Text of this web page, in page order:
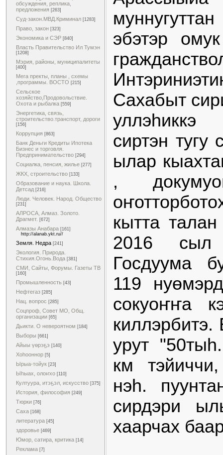
обсуждения, реплика,
предложения [263]
Суд-закон.МВД.Криминал [1283]
Право, закон [323]
Экономика и СЭР [840]
Власть Правительство Ил Тумэн
[1208]
Мэрия, районы, муниципалитеты
[400]
Мега пректы, планы , схемы
,программы. ВОСТО [215]
Сельское
хозяйство,Продовольствие.
Охота и рыбалка [559]
Энергетика, связь,
строительство.транспорт, дороги
[156]
Коррупция [863]
Банк Деньги Кредиты Ипотека
Бизнес и торговля.
Предпринимательство [294]
Социалка, пенсия, жилье [277]
ЖКХ, строительство [133]
Образование и наука. Школа.
Детсад [216]
Люди. Человек. Народ. Общество
[231]
АЛРОСА, Алмаз. Золото.
Драгмет. [672]
Алмазы Анабара [161]
http://alanab.ykt.ru//
Земля. Недра [241]
Экология. Природа.
Стихия.Огонь.Вода [381]
СМИ, Сайты, Форумы. Газеты ТВ
[160]
Промышленность [43]
Нефтегаз [285]
Нац. вопрос [285]
Соцпроф, Совет МО, Общ.
организации [65]
Дьикти. О невероятном [184]
Выборы [661]
Айыы үөрэҕэ [140]
Хоһооннор [5]
Ырыа-тойук [23]
Ыһыах, олоҥхо [110]
Култуура, итэҕэл, искусство [375]
История, философия [249]
Тюрки [76]
Саха [168]
литература [45]
здоровье [469]
Юмор, сатира, критика [14]
Реклама [7]
эбэтэр
Сахабыт
сиртэн тугу
ылар
,
кытта
2016 сыл
Госдуума
119
сокуоҥҥа
киллэрбитэ.
урут
км
нэһ.
сирдэри
хаарчах